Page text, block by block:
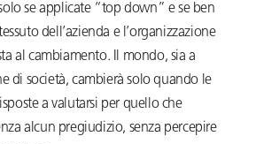
se applicate “top down” e se ben
dell’azienda e l’organizzazione
al cambiamento. Il mondo, sia a
di società, cambierà solo quando le
a valutarsi per quello che
alcun pregiudizio, senza percepire